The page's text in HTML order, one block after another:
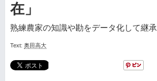
在」
熟練農家の知識や勘をデータ化して継承
Text: 奥田高大